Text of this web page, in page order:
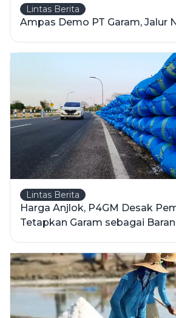
Lintas Berita
Ampas Demo PT Garam, Jalur
Lintas Berita
Harga Anjlok, P4GM Desak
Tetapkan Garam sebagai